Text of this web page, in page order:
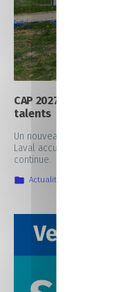
CAP 2027 : un campus
talents
Un nouveau bâtiment de 4
Laval accueillera tous nos
continue.
Actualités